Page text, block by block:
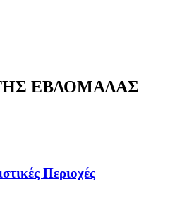
ΕΒΔΟΜΑΔΑΣ
Περιοχές